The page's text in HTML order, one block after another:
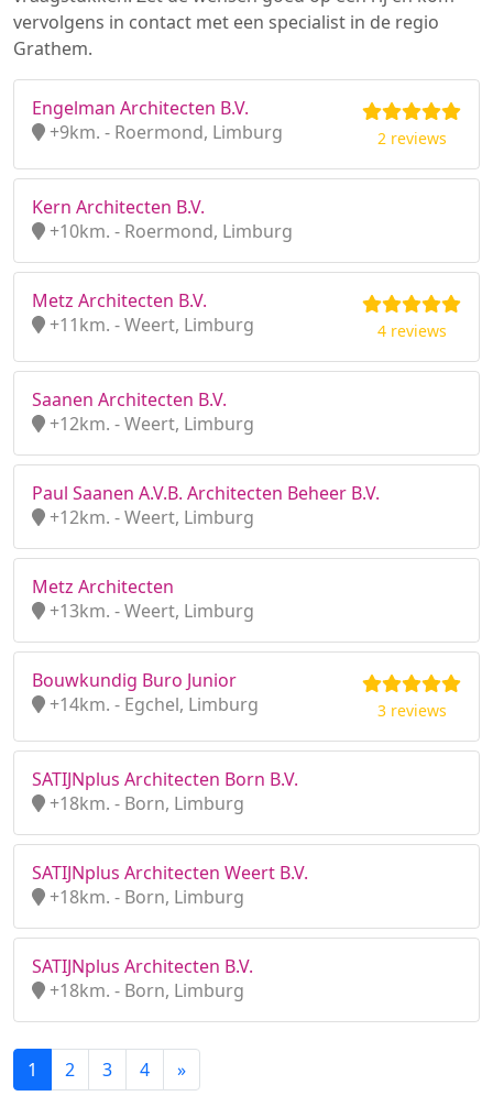
vervolgens in contact met een specialist in de regio
Grathem.
Engelman Architecten B.V.
+9km. - Roermond, Limburg
2 reviews
Kern Architecten B.V.
+10km. - Roermond, Limburg
Metz Architecten B.V.
+11km. - Weert, Limburg
4 reviews
Saanen Architecten B.V.
+12km. - Weert, Limburg
Paul Saanen A.V.B. Architecten Beheer B.V.
+12km. - Weert, Limburg
Metz Architecten
+13km. - Weert, Limburg
Bouwkundig Buro Junior
+14km. - Egchel, Limburg
3 reviews
SATIJNplus Architecten Born B.V.
+18km. - Born, Limburg
SATIJNplus Architecten Weert B.V.
+18km. - Born, Limburg
SATIJNplus Architecten B.V.
+18km. - Born, Limburg
1 2 3 4 »